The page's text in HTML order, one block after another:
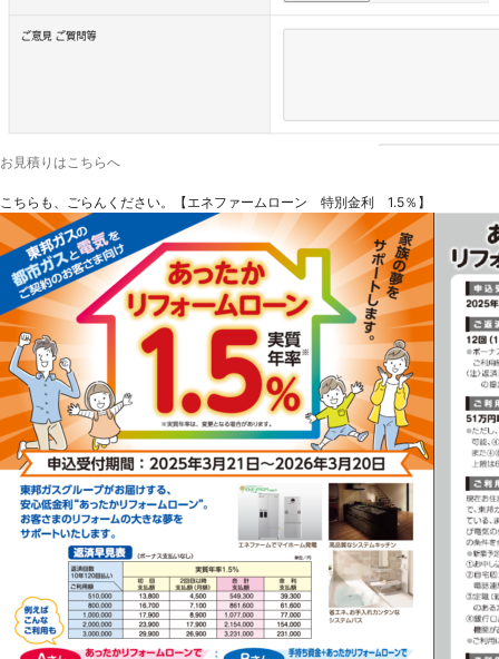
お見積りはこちらへ
こちらも、ごらんください。【エネファームローン 特別金利 1.5％】